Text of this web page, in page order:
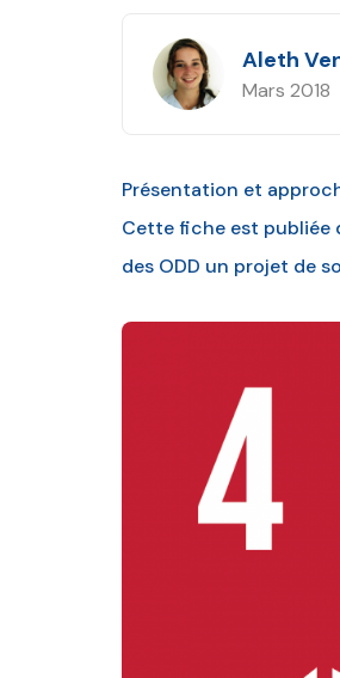
Aleth
Mars 2018
Présentation et
Cette fiche est publiée
des ODD un projet de